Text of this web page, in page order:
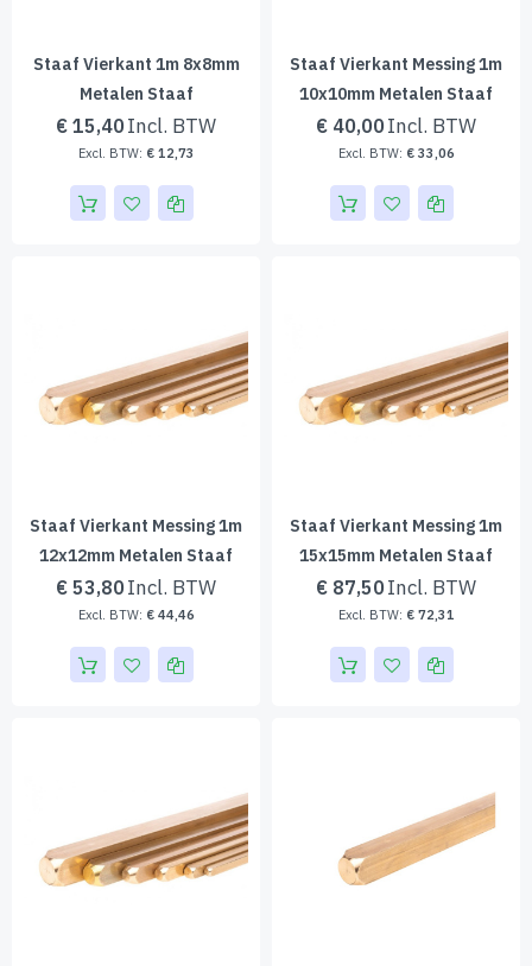
Staaf Vierkant 1m 8x8mm
Metalen Staaf
€ 15,40
€ 12,73
Staaf Vierkant Messing 1m
10x10mm Metalen Staaf
€ 40,00
€ 33,06
Staaf Vierkant Messing 1m
12x12mm Metalen Staaf
€ 53,80
€ 44,46
Staaf Vierkant Messing 1m
15x15mm Metalen Staaf
€ 87,50
€ 72,31